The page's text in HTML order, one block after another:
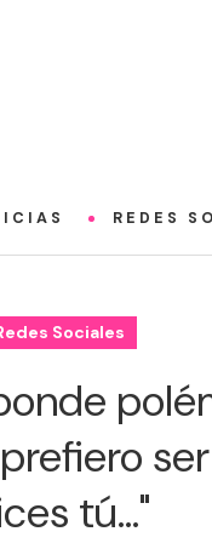
REDES
Sociales
tú..."